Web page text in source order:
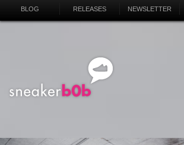
BLOG RELEASES NEWSLETTER